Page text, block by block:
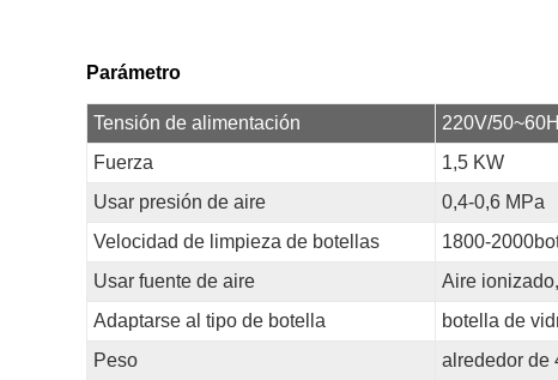
Parámetro
Tensión de alimentación
220V/
Fuerza
1,5 KW
Usar presión de aire
0,4-0,6 MPa
Velocidad de limpieza de botellas
1800-
Usar fuente de aire
Aire
Adaptarse al tipo de botella
botella de
Peso
alrededor de